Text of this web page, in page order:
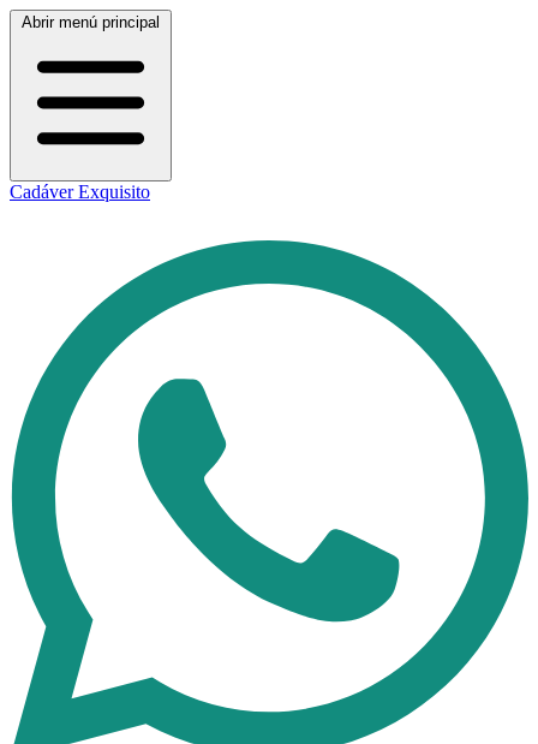
Abrir menú principal
Cadáver Exquisito